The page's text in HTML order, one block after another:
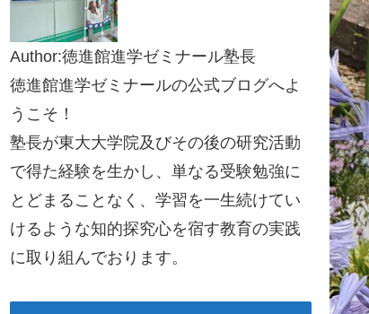
Author:徳進館進学ゼミナール塾長
徳進館進学ゼミナールの公式ブログへよ
うこそ！
塾長が東大大学院及びその後の研究活動
で得た経験を生かし、単なる受験勉強に
とどまることなく、学習を一生続けてい
けるような知的探究心を宿す教育の実践
に取り組んでおります。